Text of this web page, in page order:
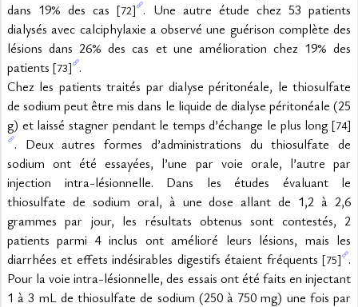
dans 19% des cas [72] . Une autre étude chez 53 patients
dialysés avec calciphylaxie a observé une guérison complète des
lésions dans 26% des cas et une amélioration chez 19% des
patients [73] .
Chez les patients traités par dialyse péritonéale, le thiosulfate
de sodium peut être mis dans le liquide de dialyse péritonéale (25
g) et laissé stagner pendant le temps d’échange le plus long [74]
. Deux autres formes d’administrations du thiosulfate de
sodium ont été essayées, l’une par voie orale, l’autre par
injection intra-lésionnelle. Dans les études évaluant le
thiosulfate de sodium oral, à une dose allant de 1,2 à 2,6
grammes par jour, les résultats obtenus sont contestés, 2
patients parmi 4 inclus ont amélioré leurs lésions, mais les
diarrhées et effets indésirables digestifs étaient fréquents [75] .
Pour la voie intra-lésionnelle, des essais ont été faits en injectant
1 à 3 mL de thiosulfate de sodium (250 à 750 mg) une fois par